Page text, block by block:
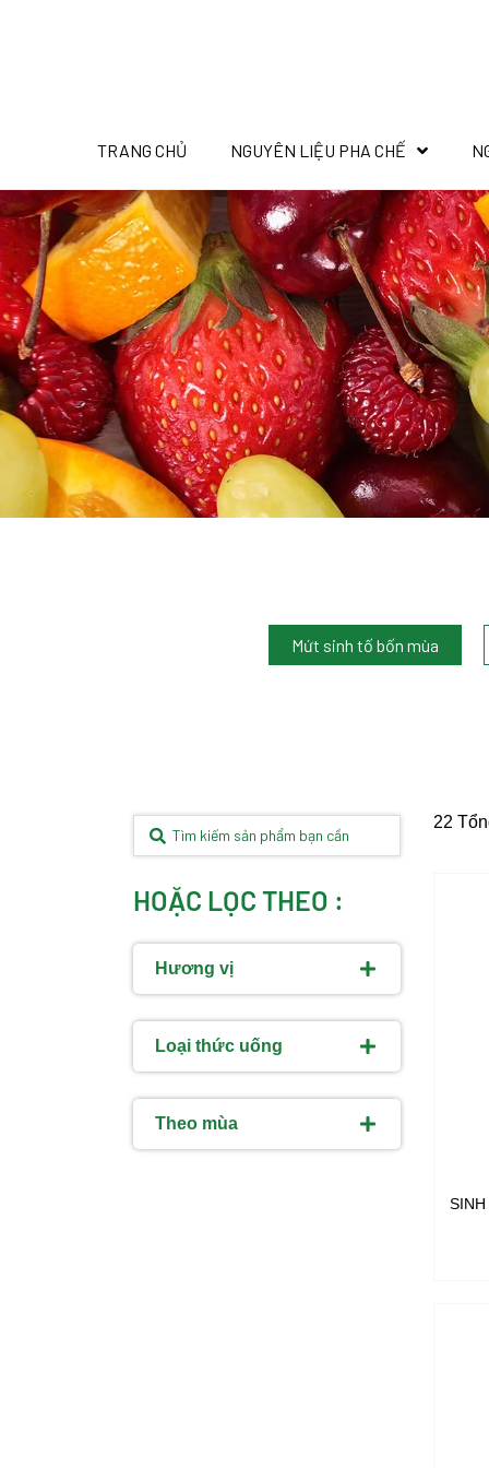
TRANG CHỦ NGUYÊN LIỆU PHA CHẾ
Mứt sinh tố bốn mùa
HOẶC LỌC THEO :
Hương vị
Loại thức uống
Theo mùa
22